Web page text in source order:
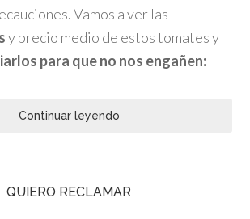
Vamos a ver las
y precio medio de estos tomates y
para que no nos engañen:
Continuar leyendo
QUIERO RECLAMAR